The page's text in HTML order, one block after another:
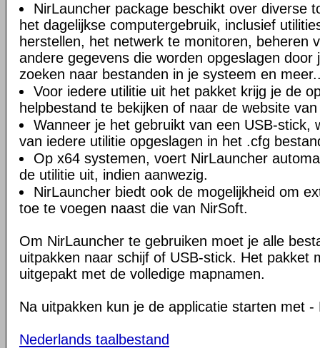
NirLauncher package beschikt over diverse
het dagelijkse computergebruik, inclusief
herstellen, het netwerk te monitoren, beheren
andere gegevens die worden opgeslagen door
zoeken naar bestanden in je systeem en
Voor iedere utilitie uit het pakket krijg je de
helpbestand te bekijken of naar de website
Wanneer je het gebruikt van een USB-stick,
van iedere utilitie opgeslagen in het .cfg
Op x64 systemen, voert NirLauncher
de utilitie uit, indien aanwezig.
NirLauncher biedt ook de mogelijkheid om
toe te voegen naast die van NirSoft.
Om NirLauncher te gebruiken moet je alle
uitpakken naar schijf of USB-stick. Het pakket
uitgepakt met de volledige mapnamen.
Na uitpakken kun je de applicatie starten met -
Nederlands taalbestand